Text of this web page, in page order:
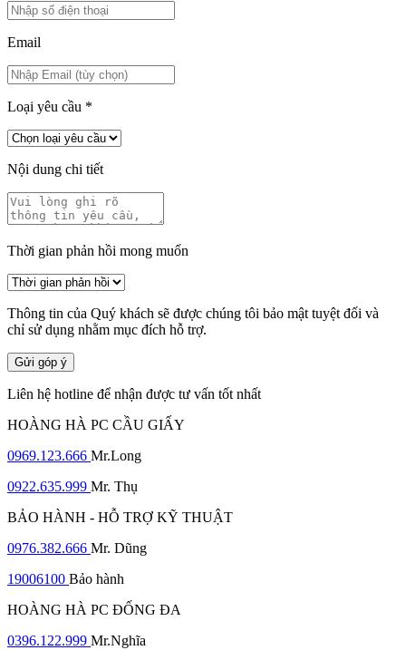
Email
Loại yêu cầu *
Nội dung chi tiết
Thời gian phản hồi mong muốn
Thông tin của Quý khách sẽ được chúng tôi bảo mật tuyệt đối và
chỉ sử dụng nhằm mục đích hỗ trợ.
Gửi góp ý
Liên hệ hotline để nhận được tư vấn tốt nhất
HOÀNG HÀ PC CẦU GIẤY
0969.123.666 Mr.Long
0922.635.999 Mr. Thụ
BẢO HÀNH - HỖ TRỢ KỸ THUẬT
0976.382.666 Mr. Dũng
19006100 Bảo hành
HOÀNG HÀ PC ĐỐNG ĐA
0396.122.999 Mr.Nghĩa